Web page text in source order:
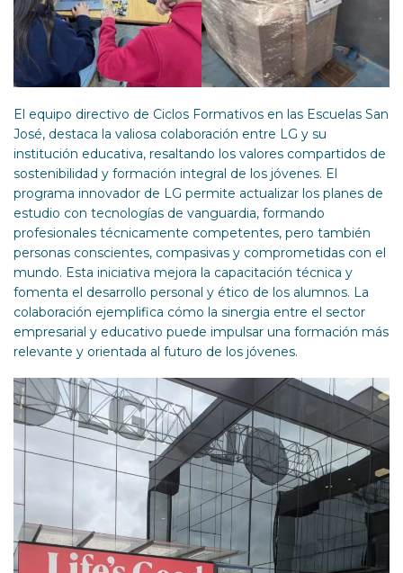
El equipo directivo de Ciclos Formativos en las Escuelas San
José, destaca la valiosa colaboración entre LG y su
institución educativa, resaltando los valores compartidos de
sostenibilidad y formación integral de los jóvenes. El
programa innovador de LG permite actualizar los planes de
estudio con tecnologías de vanguardia, formando
profesionales técnicamente competentes, pero también
personas conscientes, compasivas y comprometidas con el
mundo. Esta iniciativa mejora la capacitación técnica y
fomenta el desarrollo personal y ético de los alumnos. La
colaboración ejemplifica cómo la sinergia entre el sector
empresarial y educativo puede impulsar una formación más
relevante y orientada al futuro de los jóvenes.